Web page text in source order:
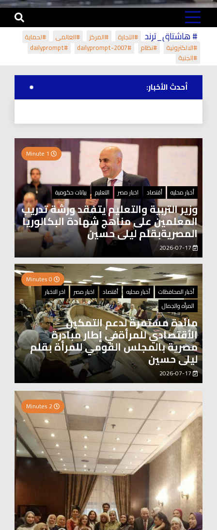
# هاشتاق_ترند #التجارة #المركز #العالمي
#لحماية
#الالكترونية
#نظام #dailyprompt-2007
#dailyprompt
#الجنية
أحدث الأخبار:
أخبار محليه أقتصاد اخبار مصر التعليم بيانات حكومية
وزير التربية والتعليم يتفقد ورشة تدريب
المعلمين على مناهج شهادة البكالوريا
المصريةبقلم ليلى حسين
أخبار المحافظات
أخبار محليه أقتصاد اخبار مصر
اخر الاخبار
المرأه والجمال
مائدة مستمرة لدعم التمكين
الأقتصادي للمرأةفي إطار مبادرة
مصرية بالمجلس القومي للمرأة بقلم
ليلى حسين
2026-07-17